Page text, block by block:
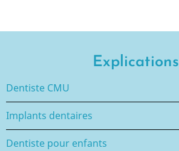
Explications
Dentiste CMU
Implants dentaires
Dentiste pour enfants